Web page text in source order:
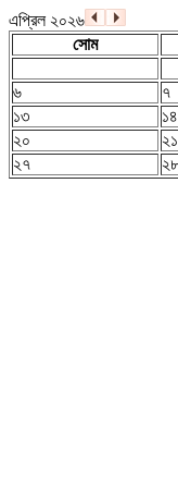
এপ্রিল ২০২৬
সোম
৬
৭
১৩
১৪
২০
২১
২৭
২৮